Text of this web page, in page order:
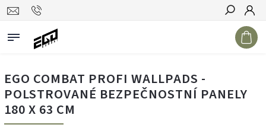
Hledat
EGO COMBAT PROFI WALLPADS -
POLSTROVANÉ BEZPEČNOSTNÍ PANELY
180 X 63 CM